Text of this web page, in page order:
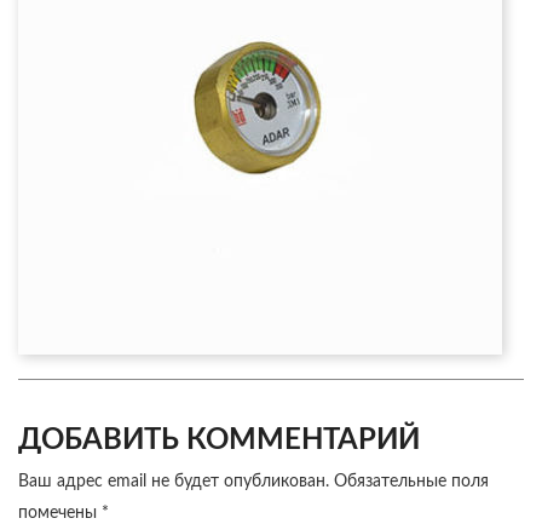
ДОБАВИТЬ КОММЕНТАРИЙ
Ваш адрес email не будет опубликован. Обязательные поля
помечены *